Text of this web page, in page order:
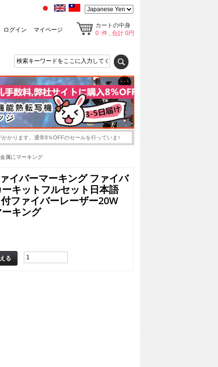
カートの中身
0 件 , 合計 0円
ログイン マイページ
。通常8％OFFのセールを行っています。お支払金額＝（商品代）-（商品代×8％）＋送
属にマーキング
イバーマーキング ファイバ
キットフルセット日本語
ファイバーレーザー20W
キング